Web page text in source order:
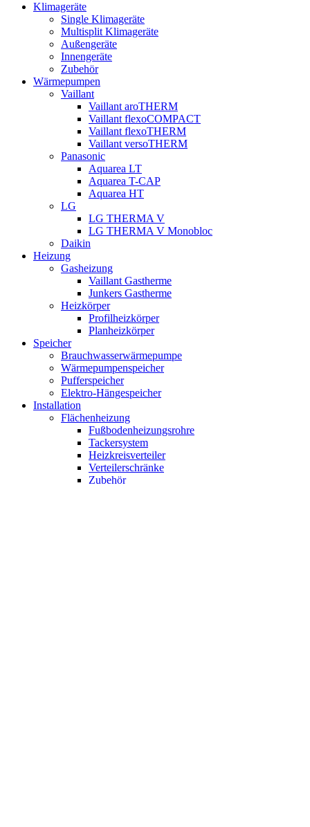
Klimageräte
Single Klimageräte
Multisplit Klimageräte
Außengeräte
Innengeräte
Zubehör
Wärmepumpen
Vaillant
Vaillant aroTHERM
Vaillant flexoCOMPACT
Vaillant flexoTHERM
Vaillant versoTHERM
Panasonic
Aquarea LT
Aquarea T-CAP
Aquarea HT
LG
LG THERMA V
LG THERMA V Monobloc
Daikin
Heizung
Gasheizung
Vaillant Gastherme
Junkers Gastherme
Heizkörper
Profilheizkörper
Planheizkörper
Speicher
Brauchwasserwärmepumpe
Wärmepumpenspeicher
Pufferspeicher
Elektro-Hängespeicher
Installation
Flächenheizung
Fußbodenheizungsrohre
Tackersystem
Heizkreisverteiler
Verteilerschränke
Zubehör